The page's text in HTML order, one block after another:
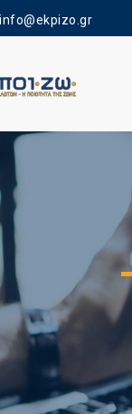
info@ekpizo.gr